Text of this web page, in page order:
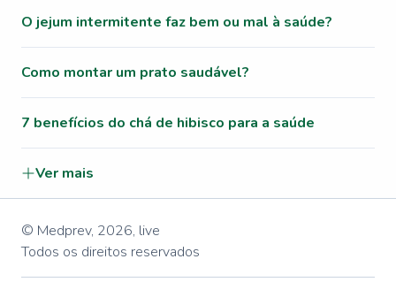
O jejum intermitente faz bem ou mal à saúde?
Como montar um prato saudável?
7 benefícios do chá de hibisco para a saúde
Ver mais
© Medprev, 2026, live
Todos os direitos reservados